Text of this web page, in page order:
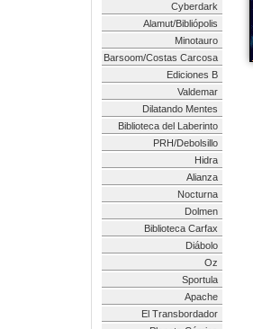
Cyberdark
Alamut/Bibliópolis
Minotauro
Barsoom/Costas Carcosa
Ediciones B
Valdemar
Dilatando Mentes
Biblioteca del Laberinto
PRH/Debolsillo
Hidra
Alianza
Nocturna
Dolmen
Biblioteca Carfax
Diábolo
Oz
Sportula
Apache
El Transbordador